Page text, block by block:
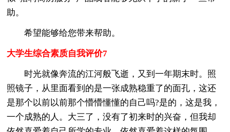
助。
希望能够给您带来帮助。
大学生综合素质自我评价7
时光就像奔流的江河般飞逝，又到一年期末时。照
照镜子，从里面看到的是一张成熟稳重了的面孔，这还
是那个以前以前那个懵懵懂懂的自己吗?是的，这是我，
一个成熟的人。大三了，没有了初来时的兴奋，但我却